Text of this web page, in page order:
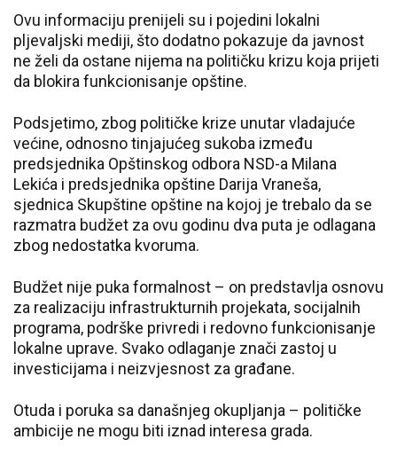
Ovu informaciju prenijeli su i pojedini lokalni
pljevaljski mediji, što dodatno pokazuje da javnost
ne želi da ostane nijema na političku krizu koja prijeti
da blokira funkcionisanje opštine.
Podsjetimo, zbog političke krize unutar vladajuće
većine, odnosno tinjajućeg sukoba između
predsjednika Opštinskog odbora NSD-a Milana
Lekića i predsjednika opštine Darija Vraneša,
sjednica Skupštine opštine na kojoj je trebalo da se
razmatra budžet za ovu godinu dva puta je odlagana
zbog nedostatka kvoruma.
Budžet nije puka formalnost – on predstavlja osnovu
za realizaciju infrastrukturnih projekata, socijalnih
programa, podrške privredi i redovno funkcionisanje
lokalne uprave. Svako odlaganje znači zastoj u
investicijama i neizvjesnost za građane.
Otuda i poruka sa današnjeg okupljanja – političke
ambicije ne mogu biti iznad interesa grada.